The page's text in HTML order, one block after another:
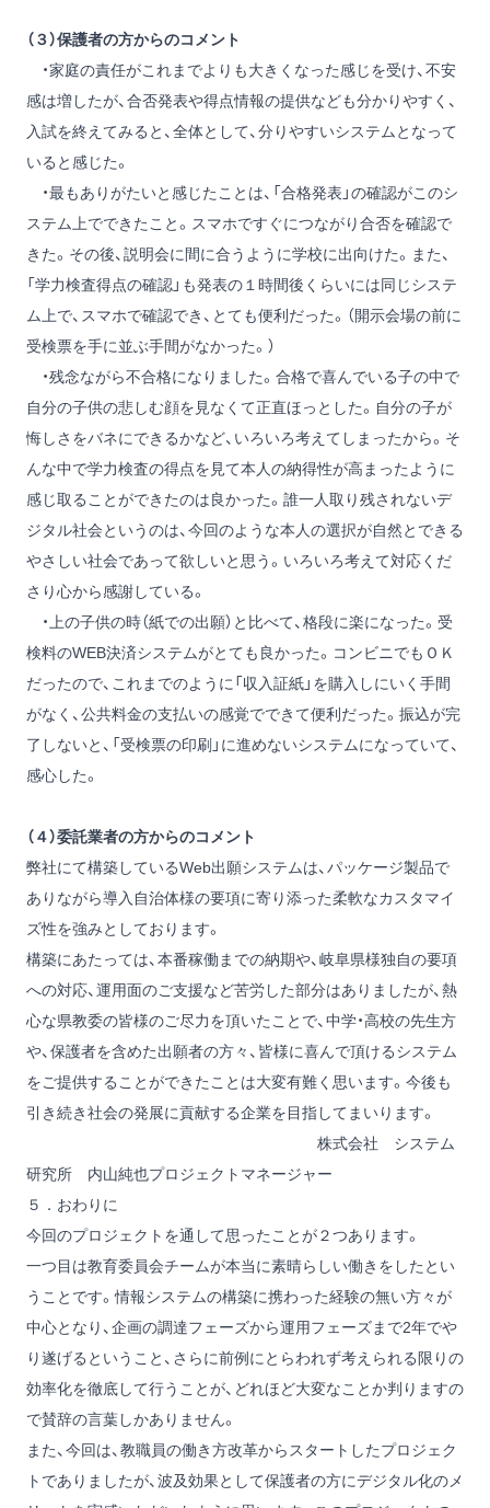
（３）保護者の方からのコメント
・家庭の責任がこれまでよりも大きくなった感じを受け、不安
感は増したが、合否発表や得点情報の提供なども分かりやすく、
入試を終えてみると、全体として、分りやすいシステムとなって
いると感じた。
・最もありがたいと感じたことは、「合格発表」の確認がこのシ
ステム上でできたこと。スマホですぐにつながり合否を確認で
きた。その後、説明会に間に合うように学校に出向けた。また、
「学力検査得点の確認」も発表の１時間後くらいには同じシステ
ム上で、スマホで確認でき、とても便利だった。（開示会場の前に
受検票を手に並ぶ手間がなかった。）
・残念ながら不合格になりました。合格で喜んでいる子の中で
自分の子供の悲しむ顔を見なくて正直ほっとした。自分の子が
悔しさをバネにできるかなど、いろいろ考えてしまったから。そ
んな中で学力検査の得点を見て本人の納得性が高まったように
感じ取ることができたのは良かった。誰一人取り残されないデ
ジタル社会というのは、今回のような本人の選択が自然とできる
やさしい社会であって欲しいと思う。いろいろ考えて対応くだ
さり心から感謝している。
・上の子供の時（紙での出願）と比べて、格段に楽になった。受
検料のWEB決済システムがとても良かった。コンビニでもＯＫ
だったので、これまでのように「収入証紙」を購入しにいく手間
がなく、公共料金の支払いの感覚でできて便利だった。振込が完
了しないと、「受検票の印刷」に進めないシステムになっていて、
感心した。
（４）委託業者の方からのコメント
弊社にて構築しているWeb出願システムは、パッケージ製品で
ありながら導入自治体様の要項に寄り添った柔軟なカスタマイ
ズ性を強みとしております。
構築にあたっては、本番稼働までの納期や、岐阜県様独自の要項
への対応、運用面のご支援など苦労した部分はありましたが、熱
心な県教委の皆様のご尽力を頂いたことで、中学・高校の先生方
や、保護者を含めた出願者の方々、皆様に喜んで頂けるシステム
をご提供することができたことは大変有難く思います。今後も
引き続き社会の発展に貢献する企業を目指してまいります。
株式会社 システム
研究所 内山純也プロジェクトマネージャー
５．おわりに
今回のプロジェクトを通して思ったことが２つあります。
一つ目は教育委員会チームが本当に素晴らしい働きをしたとい
うことです。情報システムの構築に携わった経験の無い方々が
中心となり、企画の調達フェーズから運用フェーズまで2年でや
り遂げるということ、さらに前例にとらわれず考えられる限りの
効率化を徹底して行うことが、どれほど大変なことか判りますの
で賛辞の言葉しかありません。
また、今回は、教職員の働き方改革からスタートしたプロジェク
トでありましたが、波及効果として保護者の方にデジタル化のメ